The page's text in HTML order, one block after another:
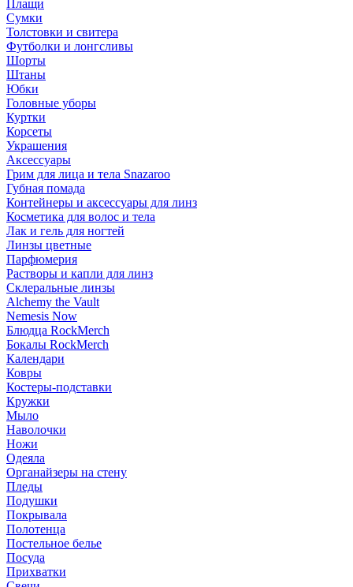
Плащи
Сумки
Толстовки и свитера
Футболки и лонгсливы
Шорты
Штаны
Юбки
Головные уборы
Куртки
Корсеты
Украшения
Аксессуары
Грим для лица и тела Snazaroo
Губная помада
Контейнеры и аксессуары для линз
Косметика для волос и тела
Лак и гель для ногтей
Линзы цветные
Парфюмерия
Растворы и капли для линз
Склеральные линзы
Alchemy the Vault
Nemesis Now
Блюдца RockMerch
Бокалы RockMerch
Календари
Ковры
Костеры-подставки
Кружки
Мыло
Наволочки
Ножи
Одеяла
Органайзеры на стену
Пледы
Подушки
Покрывала
Полотенца
Постельное белье
Посуда
Прихватки